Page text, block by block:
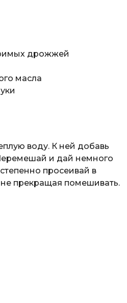
дрожжей
масла
воду. К ней добавь
и дай немного
просеивай в
не прекращая помешивать.